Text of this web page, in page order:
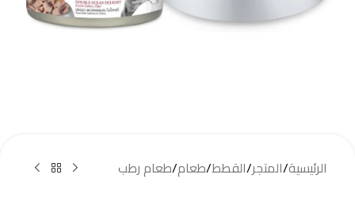
الرئيسية/المتجر/القطط/طعام/طعام رطب